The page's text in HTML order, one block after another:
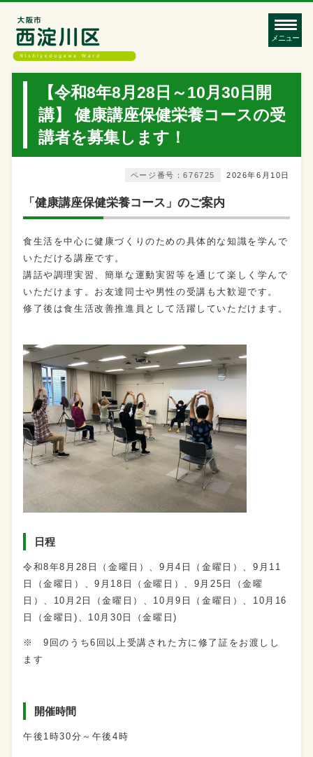
メニュー
【令和8年8月28日～10月30日開
講】 健康講座保健栄養コースの受
講者を募集します！
2026年6月10日
ページ番号：676725
「健康講座保健栄養コース」のご案内
食生活を中心に健康づくりのための具体的な知識を学んで
いただける講座です。
講話や調理実習、簡単な運動実習等を通じて楽しく学んで
いただけます。お友達同士や男性の受講も大歓迎です。
修了後は食生活改善推進員として活躍していただけます。
日程
令和8年8月28日（金曜日）、9月4日（金曜日）、9月11
日（金曜日）、9月18日（金曜日）、9月25日（金曜
日）、10月2日（金曜日）、10月9日（金曜日）、10月16
日（金曜日)、10月30日（金曜日)
※ 9回のうち6回以上受講された方に修了証をお渡しし
ます
開催時間
午後1時30分～午後4時